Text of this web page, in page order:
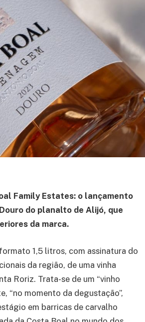
Family Estates: o lançamento
do planalto de Alijó, que
da marca.
1,5 litros, com assinatura do
da região, de uma vinha
Roriz. Trata-se de um “vinho
“no momento da degustação”,
em barricas de carvalho